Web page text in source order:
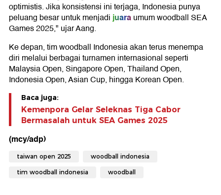
optimistis. Jika konsistensi ini terjaga, Indonesia punya
peluang besar untuk menjadijuaraumum woodball SEA
Games 2025," ujar Aang.
Ke depan, tim woodball Indonesia akan terus menempa
diri melalui berbagai turnamen internasional seperti
Malaysia Open, Singapore Open, Thailand Open,
Indonesia Open, Asian Cup, hingga Korean Open.
Baca juga:
Kemenpora Gelar Seleknas Tiga Cabor
Bermasalah untuk SEA Games 2025
(mcy/adp)
taiwan open 2025 woodball indonesia
tim woodball indonesia woodball